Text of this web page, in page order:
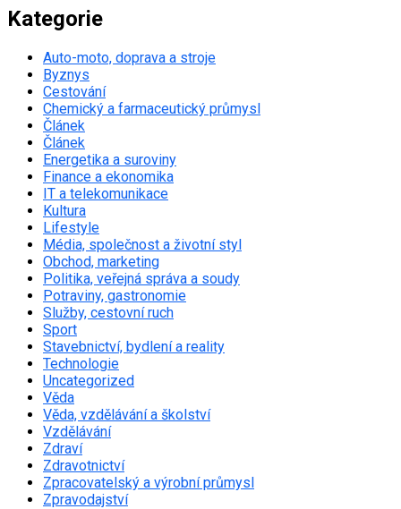
Kategorie
Auto-moto, doprava a stroje
Byznys
Cestování
Chemický a farmaceutický průmysl
Článek
Článek
Energetika a suroviny
Finance a ekonomika
IT a telekomunikace
Kultura
Lifestyle
Média, společnost a životní styl
Obchod, marketing
Politika, veřejná správa a soudy
Potraviny, gastronomie
Služby, cestovní ruch
Sport
Stavebnictví, bydlení a reality
Technologie
Uncategorized
Věda
Věda, vzdělávání a školství
Vzdělávání
Zdraví
Zdravotnictví
Zpracovatelský a výrobní průmysl
Zpravodajství